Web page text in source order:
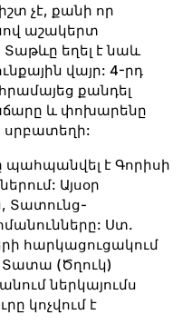
չէ, քանի որ
աշակերտ
Տաթևը եղել է նաև
վայր: 4-րդ
քանդել
և փոխարենը
սրբատեղի:
է Գորիսի
Այսօր
Տատունց-
Ստ.
հարկացուցակում
Տատա (Ծղուկ)
ներկայումս
կոչվում է